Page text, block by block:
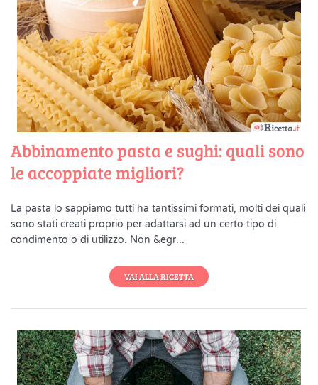
Abbinamento pasta e sughi: quali sono
le accoppiate migliori?
La pasta lo sappiamo tutti ha tantissimi formati, molti dei quali
sono stati creati proprio per adattarsi ad un certo tipo di
condimento o di utilizzo. Non &egr...
VAI ALLA RICETTA